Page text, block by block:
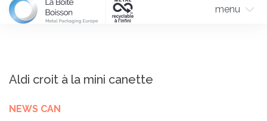
menu
Aldi croit à la mini canette
NEWS CAN